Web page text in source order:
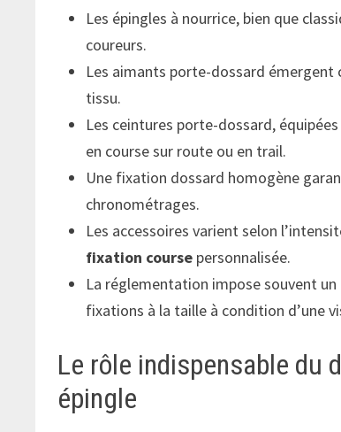
Les épingles à nourrice, bien que
coureurs.
Les aimants porte-dossard émergent
tissu.
Les ceintures porte-dossard,
en course sur route ou en trail.
Une fixation dossard homogène
chronométrages.
Les accessoires varient selon
fixation course personnalisée.
La réglementation impose souvent
fixations à la taille à condition d’une
Le rôle indispensable du
épingle